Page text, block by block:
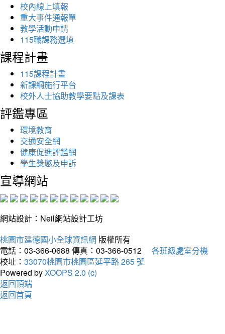
校內線上填報
重大事件通報單
教學活動申請
115職課務選填
課程計畫
115課程計畫
新課綱施行平台
校外人士協助教學要點及課表
評鑑專區
環境教育
交通安全網
健康促進評鑑網
學生獎懲及申訴
宣導網站
網站設計：Neil網站設計工坊
桃園市建德國小全球資訊網 版權所有
電話：03-366-0688 傳真：03-366-0512
各班級處室分機
校址： 33070桃園市桃園區延平路 265 號
Powered byXOOPS 2.0 (c)
返回頂端
返回首頁